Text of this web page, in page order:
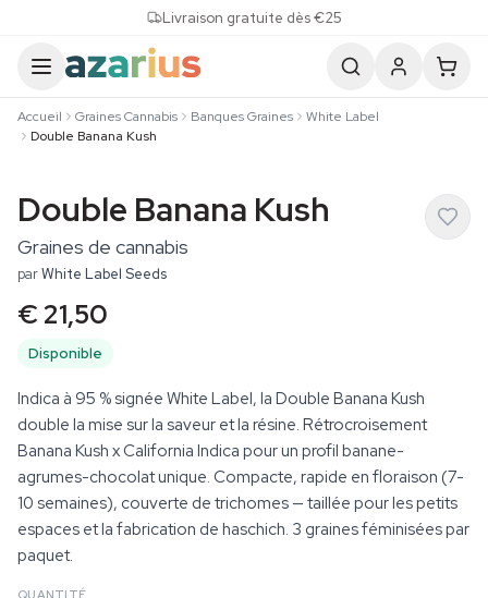
Livraison gratuite dès €25
Accueil Graines Cannabis Banques Graines
White Label
Double Banana Kush
Double Banana Kush
Graines de cannabis
parWhite Label Seeds
€ 21,50
Disponible
Indica à 95 % signée White Label, la Double Banana Kush
double la mise sur la saveur et la résine. Rétrocroisement
Banana Kush x California Indica pour un profil banane-
agrumes-chocolat unique. Compacte, rapide en floraison (7-
10 semaines), couverte de trichomes — taillée pour les petits
espaces et la fabrication de haschich. 3 graines féminisées par
paquet.
QUANTITÉ